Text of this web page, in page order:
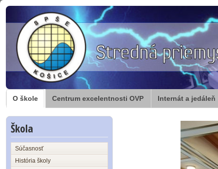
O škole Centrum excelentnosti OVP Internát a jedáleň
Škola
Súčasnosť
História školy